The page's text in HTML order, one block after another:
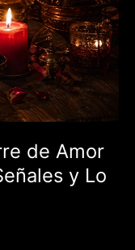
de Amor
y Lo